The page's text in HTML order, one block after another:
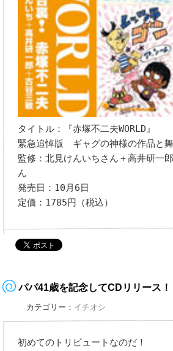
タイトル：『赤塚不二夫WORLD』
緊急追悼版 ギャグの神様の作品と舞
監修：北見けんいちさん＋高井研一
ん
発売日：10月6日
定価：1785円（税込）
パパ41歳を記念してCDリリース！
カテゴリー： イチオシ
初めてのトリビュートなのだ！